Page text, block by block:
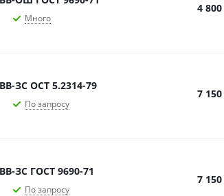
Много
4 800
ЗС ОСТ 5.2314-79
По запросу
7 150
ЗС ГОСТ 9690-71
По запросу
7 150